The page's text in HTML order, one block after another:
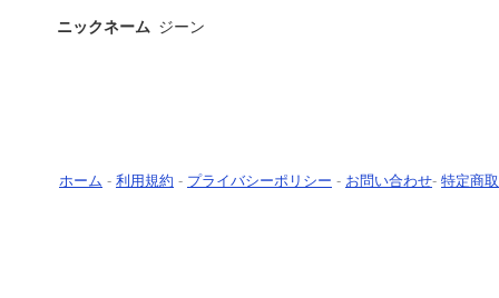
ニックネーム ジーン
ホーム - 利用規約 - プライバシーポリシー - お問い合わせ- 特定商